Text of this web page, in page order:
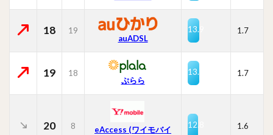
18
19
auADSL
13.9 1.7
19 18
ぷらら
13.7 1.7
20 8 eAccess (ワイモバイ 12.8 1.6